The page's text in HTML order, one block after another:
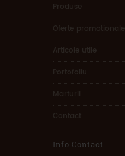
Produse
Oferte promotionale
Articole utile
Portofoliu
Marturii
Contact
Info Contact